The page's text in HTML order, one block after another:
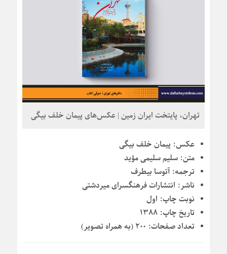
تهران، پایتخت ایران زمین | عکس‌های پیمان خلف بیگی
عکس: پیمان خلف بیگی
متن: سلیم سلیمی مؤید
ترجمه: آتوسا بیطرف
ناشر: انتشارات فرهنگسرای میردشتی
نوبت چاپ: اول
تاریخ چاپ: ۱۳۸۸
تعداد صفحات: ۲۰۰ (به همراه تصویر)